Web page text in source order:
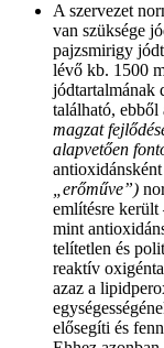
A szervezet
van szüksége
pajzsmirigy
lévő kb. 1500
jódtartalmának
található,
magzat
alapvetően
„erőműve”)
említésre került
mint
telítetlen és
reaktív
azaz a
elősegíti és